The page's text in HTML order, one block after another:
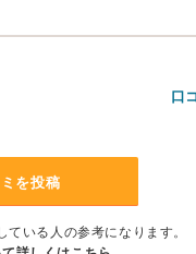
口
を投稿
いる人の参考になります。